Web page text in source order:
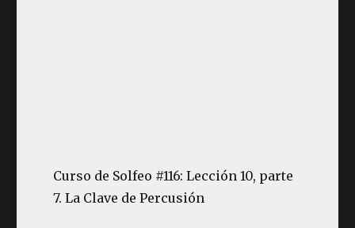
Curso de Solfeo #116: Lección 10, parte
7. La Clave de Percusión